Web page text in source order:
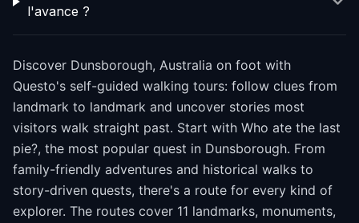
l'avance ?
Discover Dunsborough, Australia on foot with
Questo's self-guided walking tours: follow clues from
landmark to landmark and uncover stories most
visitors walk straight past. Start with Who ate the last
pie?, the most popular quest in Dunsborough. From
family-friendly adventures and historical walks to
story-driven quests, there's a route for every kind of
explorer. The routes cover 11 landmarks, monuments,